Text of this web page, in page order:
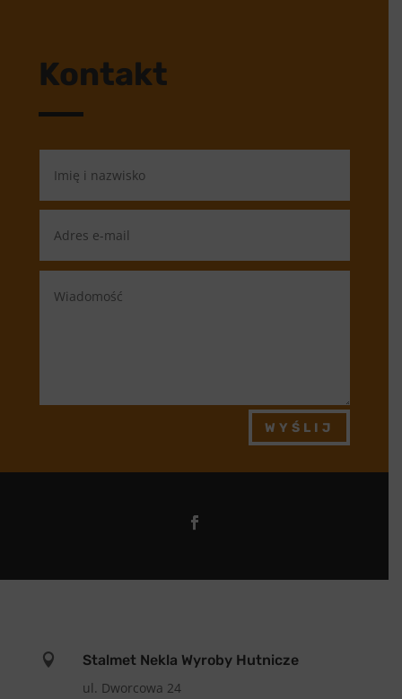
Kontakt
WYŚLIJ

Stalmet Nekla Wyroby Hutnicze
ul. Dworcowa 24